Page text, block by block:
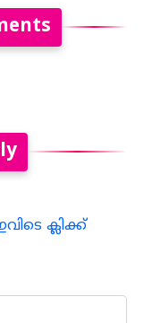
ക്ലിക്ക്